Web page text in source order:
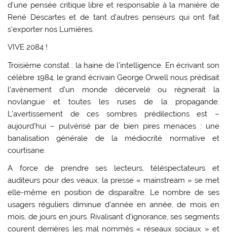
d’une pensée critique libre et responsable à la manière de
René Descartes et de tant d’autres penseurs qui ont fait
s’exporter nos Lumières.
VIVE 2084 !
Troisième constat : la haine de l’intelligence. En écrivant son
célèbre 1984, le grand écrivain George Orwell nous prédisait
l’avènement d’un monde décervelé ou règnerait la
novlangue et toutes les ruses de la propagande.
L’avertissement de ces sombres prédilections est –
aujourd’hui – pulvérisé par de bien pires menaces : une
banalisation générale de la médiocrité normative et
courtisane.
A force de prendre ses lecteurs, téléspectateurs et
auditeurs pour des veaux, la presse « mainstream » se met
elle-même en position de disparaître. Le nombre de ses
usagers réguliers diminue d’année en année, de mois en
mois, de jours en jours. Rivalisant d’ignorance, ses segments
courent derrières les mal nommés « réseaux sociaux » et